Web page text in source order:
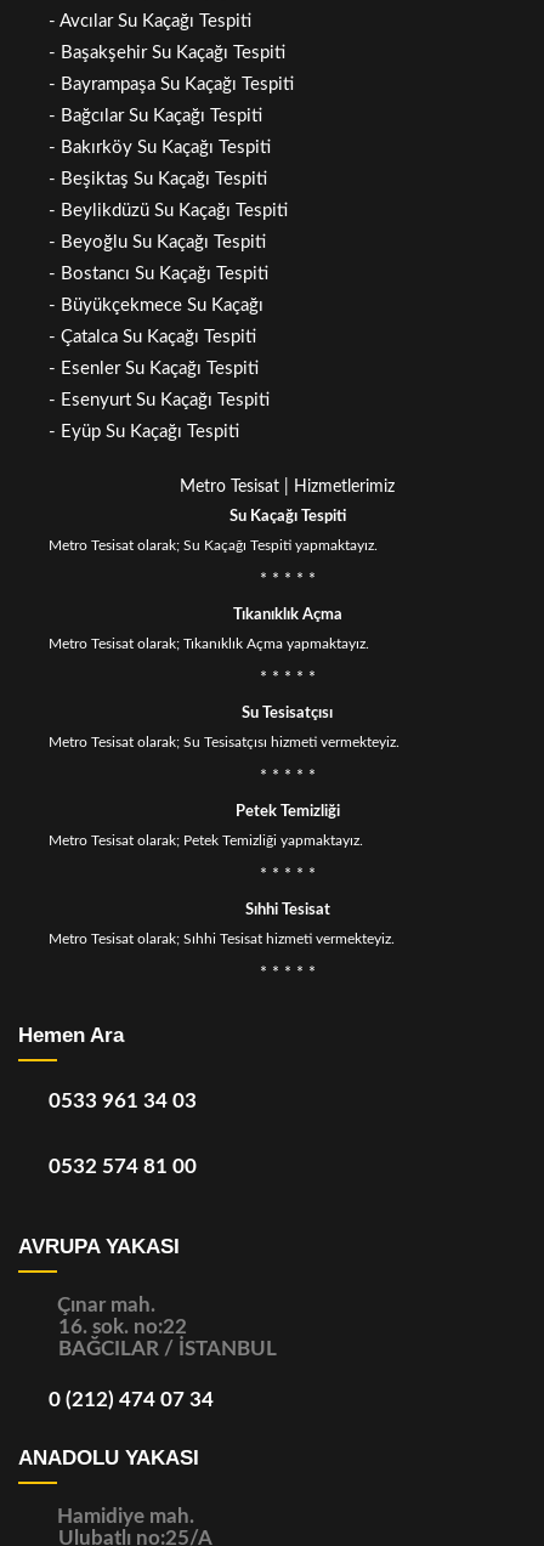
- Avcılar Su Kaçağı Tespiti
- Başakşehir Su Kaçağı Tespiti
- Bayrampaşa Su Kaçağı Tespiti
- Bağcılar Su Kaçağı Tespiti
- Bakırköy Su Kaçağı Tespiti
- Beşiktaş Su Kaçağı Tespiti
- Beylikdüzü Su Kaçağı Tespiti
- Beyoğlu Su Kaçağı Tespiti
- Bostancı Su Kaçağı Tespiti
- Büyükçekmece Su Kaçağı
- Çatalca Su Kaçağı Tespiti
- Esenler Su Kaçağı Tespiti
- Esenyurt Su Kaçağı Tespiti
- Eyüp Su Kaçağı Tespiti
Metro Tesisat | Hizmetlerimiz
Su Kaçağı Tespiti
Metro Tesisat olarak; Su Kaçağı Tespiti yapmaktayız.
* * * * *
Tıkanıklık Açma
Metro Tesisat olarak; Tıkanıklık Açma yapmaktayız.
* * * * *
Su Tesisatçısı
Metro Tesisat olarak; Su Tesisatçısı hizmeti vermekteyiz.
* * * * *
Petek Temizliği
Metro Tesisat olarak; Petek Temizliği yapmaktayız.
* * * * *
Sıhhi Tesisat
Metro Tesisat olarak; Sıhhi Tesisat hizmeti vermekteyiz.
* * * * *
Hemen Ara
0533 961 34 03
0532 574 81 00
AVRUPA YAKASI
Çınar mah.
16. sok. no:22
BAĞCILAR / İSTANBUL
0 (212) 474 07 34
ANADOLU YAKASI
Hamidiye mah.
Ulubatlı no:25/A